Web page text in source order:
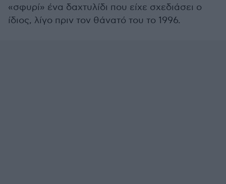
«σφυρί» ένα δαχτυλίδι που είχε σχεδιάσει ο
ίδιος, λίγο πριν τον θάνατό του το 1996.